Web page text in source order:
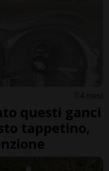
4 mesi
questi ganci
tappetino,